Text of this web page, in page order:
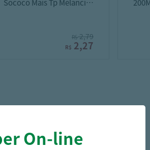
Sococo Mais Tp Melancia
R$2,79
R$ 2,27
On-line